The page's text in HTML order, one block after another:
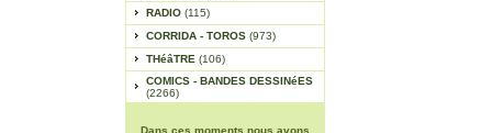
RADIO (115)
CORRIDA - TOROS (973)
THéâTRE (106)
COMICS - BANDES DESSINéES
(2266)
Dans ces moments nous avons